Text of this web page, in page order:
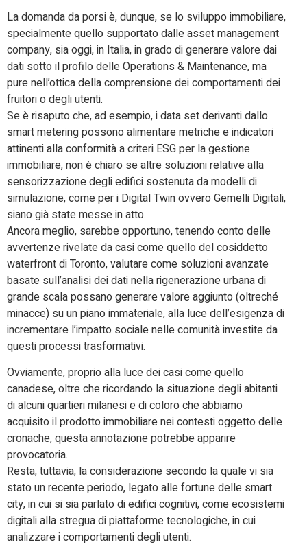
La domanda da porsi è, dunque, se lo sviluppo immobiliare,
specialmente quello supportato dalle asset management
company, sia oggi, in Italia, in grado di generare valore dai
dati sotto il profilo delle Operations & Maintenance, ma
pure nell’ottica della comprensione dei comportamenti dei
fruitori o degli utenti.
Se è risaputo che, ad esempio, i data set derivanti dallo
smart metering possono alimentare metriche e indicatori
attinenti alla conformità a criteri ESG per la gestione
immobiliare, non è chiaro se altre soluzioni relative alla
sensorizzazione degli edifici sostenuta da modelli di
simulazione, come per i Digital Twin ovvero Gemelli Digitali,
siano già state messe in atto.
Ancora meglio, sarebbe opportuno, tenendo conto delle
avvertenze rivelate da casi come quello del cosiddetto
waterfront di Toronto, valutare come soluzioni avanzate
basate sull’analisi dei dati nella rigenerazione urbana di
grande scala possano generare valore aggiunto (oltreché
minacce) su un piano immateriale, alla luce dell’esigenza di
incrementare l’impatto sociale nelle comunità investite da
questi processi trasformativi.
Ovviamente, proprio alla luce dei casi come quello
canadese, oltre che ricordando la situazione degli abitanti
di alcuni quartieri milanesi e di coloro che abbiamo
acquisito il prodotto immobiliare nei contesti oggetto delle
cronache, questa annotazione potrebbe apparire
provocatoria.
Resta, tuttavia, la considerazione secondo la quale vi sia
stato un recente periodo, legato alle fortune delle smart
city, in cui si sia parlato di edifici cognitivi, come ecosistemi
digitali alla stregua di piattaforme tecnologiche, in cui
analizzare i comportamenti degli utenti.